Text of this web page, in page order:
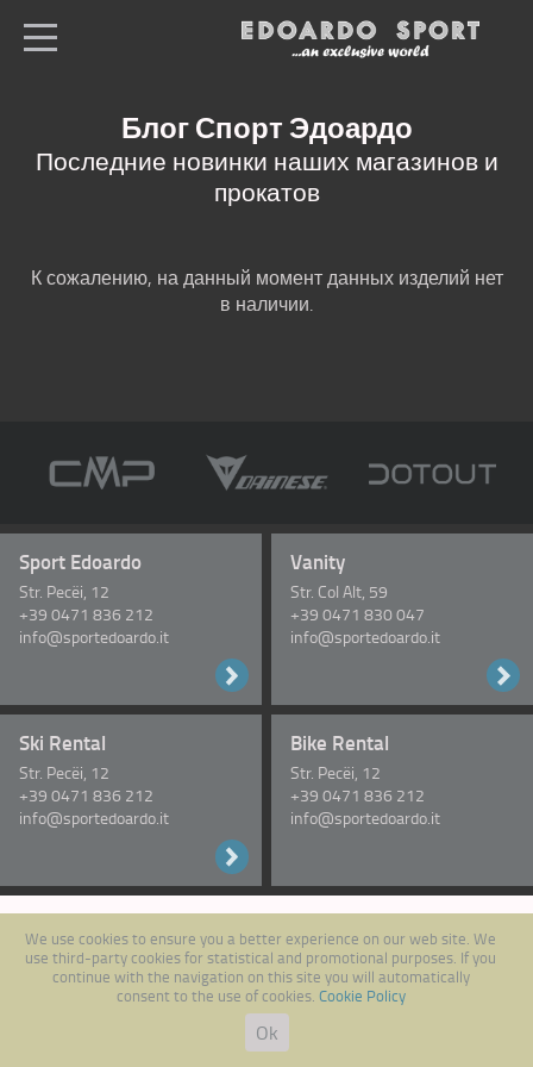
Продажа
Блог Спорт Эдоардо
Последние новинки наших магазинов и
прокатов
К сожалению, на данный момент данных изделий нет
в наличии.
Sport Edoardo
Str. Pecëi, 12
+39 0471 836 212
info@sportedoardo.it
Vanity
Str. Col Alt, 59
+39 0471 830 047
info@sportedoardo.it
Ski Rental
Str. Pecëi, 12
+39 0471 836 212
info@sportedoardo.it
Bike Rental
Str. Pecëi, 12
+39 0471 836 212
info@sportedoardo.it
Следи за нами на Facebook
We use cookies to ensure you a better experience on our web site. We
use third-party cookies for statistical and promotional purposes. If you
continue with the navigation on this site you will automatically
consent to the use of cookies. Cookie Policy
Ok